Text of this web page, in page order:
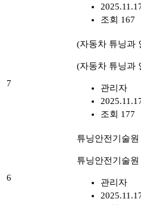
조회 167
7
(자동차 튜닝과
(자동차 튜닝과
관리자
조회 177
6
튜닝안전기술
튜닝안전기술
관리자